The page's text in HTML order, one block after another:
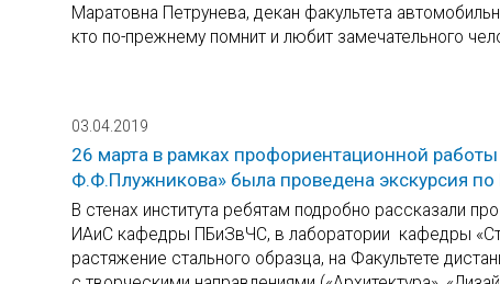
Маратовна Петрунева, декан факультета
кто по-прежнему помнит и любит замечательного
03.04.2019
26 марта в рамках профориентационной
Ф.Ф.Плужникова» была проведена экскурсия по
В стенах института ребятам подробно рассказали
ИАиС кафедры ПБиЗвЧС, в лаборатории кафедры
растяжение стального образца, на Факультете